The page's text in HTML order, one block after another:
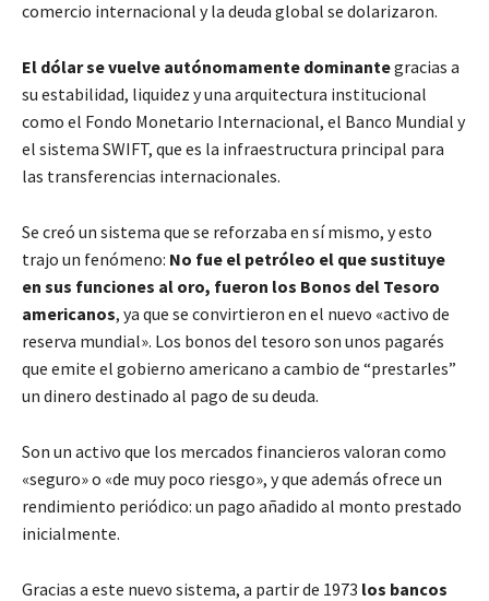
comercio internacional y la deuda global se dolarizaron.
El dólar se vuelve autónomamente dominantegracias a
su estabilidad, liquidez y una arquitectura institucional
como el Fondo Monetario Internacional, el Banco Mundial y
el sistema SWIFT, que es la infraestructura principal para
las transferencias internacionales.
Se creó un sistema que se reforzaba en sí mismo, y esto
trajo un fenómeno: No fue el petróleo el que sustituye
en sus funciones al oro, fueron los Bonos del Tesoro
americanos, ya que se convirtieron en el nuevo «activo de
reserva mundial». Los bonos del tesoro son unos pagarés
que emite el gobierno americano a cambio de “prestarles”
un dinero destinado al pago de su deuda.
Son un activo que los mercados financieros valoran como
«seguro» o «de muy poco riesgo», y que además ofrece un
rendimiento periódico: un pago añadido al monto prestado
inicialmente.
Gracias a este nuevo sistema, a partir de 1973 los bancos